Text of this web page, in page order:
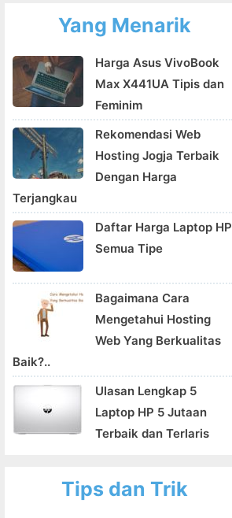
Yang Menarik
Harga Asus VivoBook
Max X441UA Tipis dan
Feminim
Rekomendasi Web
Hosting Jogja Terbaik
Dengan Harga
Terjangkau
Daftar Harga Laptop HP
Semua Tipe
Bagaimana Cara
Mengetahui Hosting
Web Yang Berkualitas
Baik?..
Ulasan Lengkap 5
Laptop HP 5 Jutaan
Terbaik dan Terlaris
Tips dan Trik